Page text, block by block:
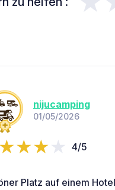
nijucamping
01/05/2026
4/5
Platz auf einem